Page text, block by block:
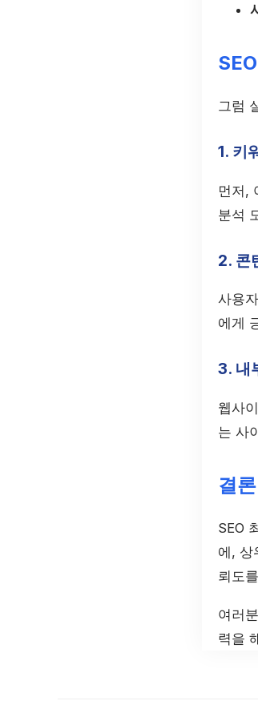
그럼
1. 키
먼저,
분석
2. 콘
사용
에게
3. 내
웹사
는 사
결론
SEO
에, 상
뢰도
여러
력을